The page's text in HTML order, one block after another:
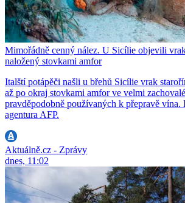
Mimořádně cenný nález. U Sicílie objevili
naložený stovkami amfor
Italští potápěči našli u břehů Sicílie vrak
až po okraj stovkami amfor ve velmi
pravděpodobně používaných k přepravě vína.
agentura AFP.
Aktuálně.cz - Zprávy
dnes, 11:02